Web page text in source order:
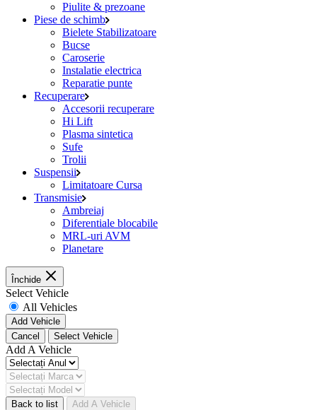
Piulite & prezoane
Piese de schimb
Bielete Stabilizatoare
Bucse
Caroserie
Instalatie electrica
Reparatie punte
Recuperare
Accesorii recuperare
Hi Lift
Plasma sintetica
Sufe
Trolii
Suspensii
Limitatoare Cursa
Transmisie
Ambreiaj
Diferentiale blocabile
MRL-uri AVM
Planetare
Închide
Select Vehicle
All Vehicles
Add Vehicle
Cancel
Select Vehicle
Add A Vehicle
Back to list Add A Vehicle